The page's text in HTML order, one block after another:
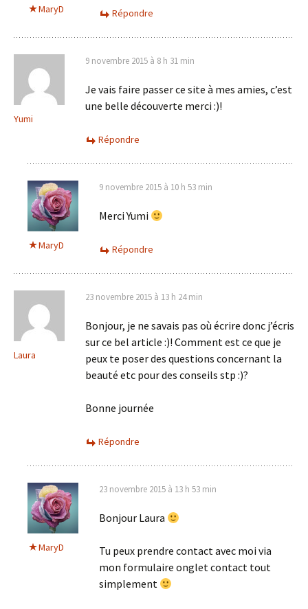
MaryD Répondre
Yumi
9 novembre 2015 à 8 h 31 min
Je vais faire passer ce site à mes amies, c’est
une belle découverte merci :)!
Répondre
MaryD
9 novembre 2015 à 10 h 53 min
Merci Yumi
Répondre
Laura
23 novembre 2015 à 13 h 24 min
Bonjour, je ne savais pas où écrire donc j’écris
sur ce bel article :)! Comment est ce que je
peux te poser des questions concernant la
beauté etc pour des conseils stp :)?
Bonne journée
Répondre
MaryD
23 novembre 2015 à 13 h 53 min
Bonjour Laura
Tu peux prendre contact avec moi via
mon formulaire onglet contact tout
simplement